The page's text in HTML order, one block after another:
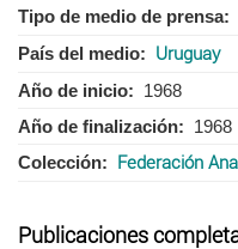
Tipo de medio de prensa
País del medio Uruguay
Año de inicio
1968
Año de finalización
1968
Colección
Federación
Publicaciones